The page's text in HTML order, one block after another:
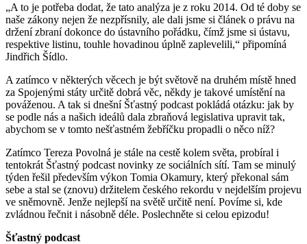
„A to je potřeba dodat, že tato analýza je z roku 2014. Od té doby se
naše zákony nejen že nezpřísnily, ale dali jsme si článek o právu na
držení zbraní dokonce do ústavního pořádku, čímž jsme si ústavu,
respektive listinu, touhle hovadinou úplně zaplevelili,“ připomíná
Jindřich Šídlo.
A zatímco v některých věcech je být světově na druhém místě hned
za Spojenými státy určitě dobrá věc, někdy je takové umístění na
pováženou. A tak si dnešní Šťastný podcast pokládá otázku: jak by
se podle nás a našich ideálů dala zbraňová legislativa upravit tak,
abychom se v tomto nešťastném žebříčku propadli o něco níž?
Zatímco Tereza Povolná je stále na cestě kolem světa, probíral i
tentokrát Šťastný podcast novinky ze sociálních sítí. Tam se minulý
týden řešil především výkon Tomia Okamury, který překonal sám
sebe a stal se (znovu) držitelem českého rekordu v nejdelším projevu
ve sněmovně. Jenže nejlepší na světě určitě není. Povíme si, kde
zvládnou řečnit i násobně déle. Poslechněte si celou epizodu!
Šťastný podcast